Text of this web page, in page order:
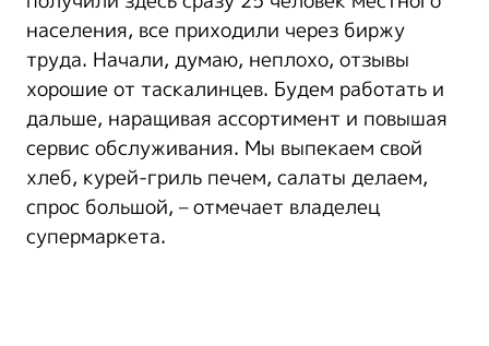
населения, все приходили через биржу
труда. Начали, думаю, неплохо, отзывы
хорошие от таскалинцев. Будем работать и
дальше, наращивая ассортимент и повышая
сервис обслуживания. Мы выпекаем свой
хлеб, курей-гриль печем, салаты делаем,
спрос большой, – отмечает владелец
супермаркета.